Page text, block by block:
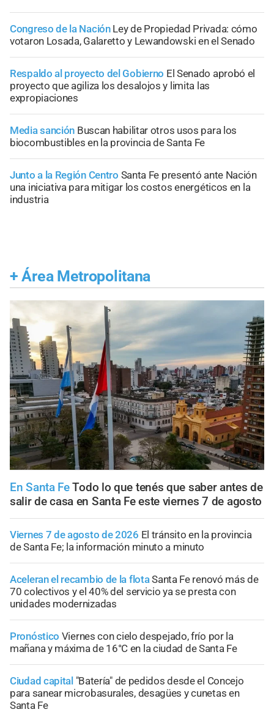
Congreso de la Nación Ley de Propiedad Privada: cómo
votaron Losada, Galaretto y Lewandowski en el Senado
Respaldo al proyecto del Gobierno El Senado aprobó el
proyecto que agiliza los desalojos y limita las
expropiaciones
Media sanción Buscan habilitar otros usos para los
biocombustibles en la provincia de Santa Fe
Junto a la Región Centro Santa Fe presentó ante Nación
una iniciativa para mitigar los costos energéticos en la
industria
+ Área Metropolitana
En Santa FeTodo lo que tenés que saber antes de
salir de casa en Santa Fe este viernes 7 de agosto
Viernes 7 de agosto de 2026 El tránsito en la provincia
de Santa Fe; la información minuto a minuto
Aceleran el recambio de la flotaSanta Fe renovó más de
70 colectivos y el 40% del servicio ya se presta con
unidades modernizadas
Pronóstico Viernes con cielo despejado, frío por la
mañana y máxima de 16°C en la ciudad de Santa Fe
Ciudad capital "Batería" de pedidos desde el Concejo
para sanear microbasurales, desagües y cunetas en
Santa Fe